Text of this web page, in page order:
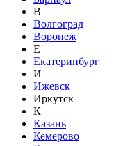
В
Волгоград
Воронеж
Е
Екатеринбург
И
Ижевск
Иркутск
К
Казань
Кемерово